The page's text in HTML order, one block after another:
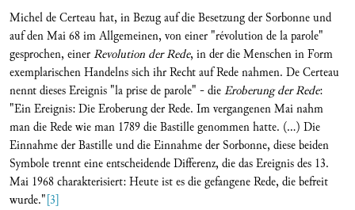
Michel de Certeau hat, in Bezug auf die Besetzung der Sorbonne und
auf den Mai 68 im Allgemeinen, von einer "révolution de la parole"
gesprochen, einerRevolution der Rede, in der die Menschen in Form
exemplarischen Handelns sich ihr Recht auf Rede nahmen. De Certeau
nennt dieses Ereignis "la prise de parole" - dieEroberung der Rede:
"Ein Ereignis: Die Eroberung der Rede. Im vergangenen Mai nahm
man die Rede wie man 1789 die Bastille genommen hatte. (...) Die
Einnahme der Bastille und die Einnahme der Sorbonne, diese beiden
Symbole trennt eine entscheidende Differenz, die das Ereignis des 13.
Mai 1968 charakterisiert: Heute ist es die gefangene Rede, die befreit
wurde."[3]